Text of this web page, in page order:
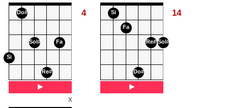
Si
Do#
Sol#
Re#
Fa
4 Si
Fa
Do#
Re# Sol#
14
X